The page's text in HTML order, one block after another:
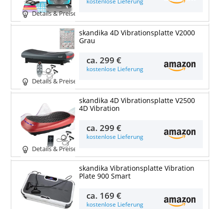
Details & Preise
Details & Preise
skandika 4D Vibrationsplatte V2000
Grau
ca.299 €
kostenlose Lieferung
Details & Preise
skandika 4D Vibrationsplatte V2500
4D Vibration
ca.299 €
kostenlose Lieferung
skandika Vibrationsplatte Vibration
Plate 900 Smart
ca. 169 €
kostenlose Lieferung